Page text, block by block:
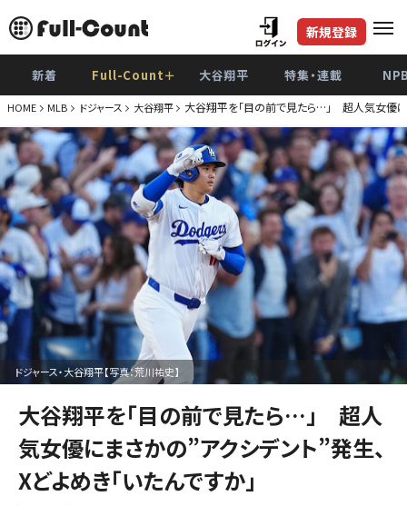
新規登録
新着 Full-Count＋ 大谷翔平 特集・連載
HOME MLB ドジャース 大谷翔平 大谷翔平を「目の前で見たら…」 超人気女優に
ドジャース・大谷翔平【写真：荒川祐史】
大谷翔平を「目の前で見たら…」 超人
気女優にまさかの”アクシデント”発生、
Xどよめき「いたんですか」